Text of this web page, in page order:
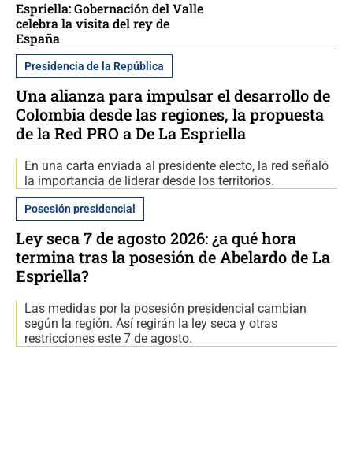
Espriella: Gobernación del Valle
celebra la visita del rey de
España
Presidencia de la República
Una alianza para impulsar el desarrollo de
Colombia desde las regiones, la propuesta
de la Red PRO a De La Espriella
En una carta enviada al presidente electo, la red señaló
la importancia de liderar desde los territorios.
Posesión presidencial
Ley seca 7 de agosto 2026: ¿a qué hora
termina tras la posesión de Abelardo de La
Espriella?
Las medidas por la posesión presidencial cambian
según la región. Así regirán la ley seca y otras
restricciones este 7 de agosto.